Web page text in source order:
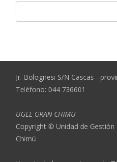
Jr. Bolognesi S/N Cascas -
Teléfono: 044 736601
UGEL GRAN CHIMU
Copyright © Unidad de Gestión
Chimú